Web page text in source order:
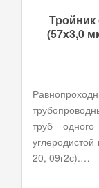
(57х3,0
труб
20, 09г2с).…